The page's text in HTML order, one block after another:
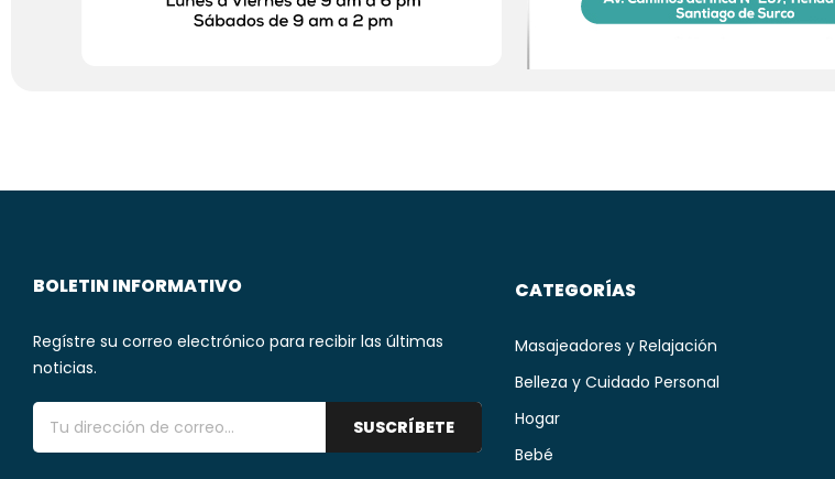
BOLETIN INFORMATIVO
Regístre su correo electrónico para recibir las últimas
noticias.
SUSCRÍBETE
CATEGORÍAS
Masajeadores y Relajación
Belleza y Cuidado Personal
Hogar
Bebé